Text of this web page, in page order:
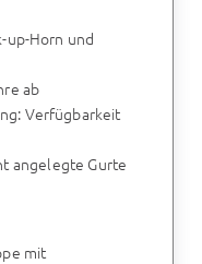
up-Horn und
ab
Verfügbarkeit
angelegte Gurte
mit